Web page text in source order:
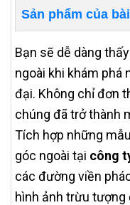
Sản phẩm của
Bạn sẽ dễ dàng
ngoài khi khám phá
đại. Không chỉ đơn
chúng đã trở thành
Tích hợp những
góc ngoài tại công
các đường viền
hình ảnh trừu tượng